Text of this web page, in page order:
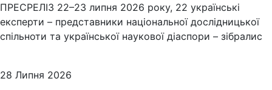
ПРЕСРЕЛІЗ 22–23 липня 2026 року, 22 українські
експерти – представники національної дослідницької
спільноти та української наукової діаспори – зібралис
28 Липня 2026